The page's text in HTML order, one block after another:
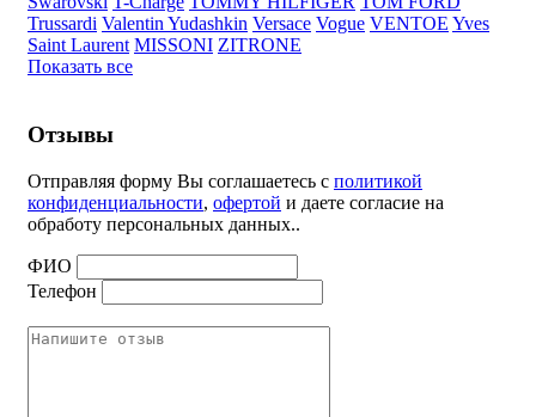
Trussardi Valentin Yudashkin Versace Vogue VENTOE Yves
Saint Laurent MISSONI ZITRONE
Показать все
Отзывы
Отправляя форму Вы соглашаетесь с политикой
конфиденциальности, офертой и даете согласие на
обработу персональных данных..
ФИО
Телефон